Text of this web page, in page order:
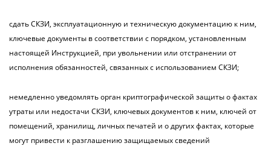
сдать СКЗИ, эксплуатационную и техническую документацию к ним,
ключевые документы в соответствии с порядком, установленным
настоящей Инструкцией, при увольнении или отстранении от
исполнения обязанностей, связанных с использованием СКЗИ;
немедленно уведомлять орган криптографической защиты о фактах
утраты или недостачи СКЗИ, ключевых документов к ним, ключей от
помещений, хранилищ, личных печатей и о других фактах, которые
могут привести к разглашению защищаемых сведений